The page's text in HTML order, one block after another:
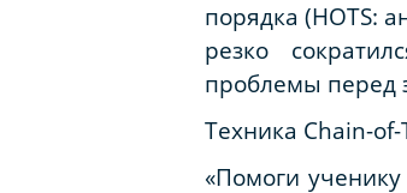
порядка (HOTS:
резко
проблемы перед
Техника Chain-
«Помоги